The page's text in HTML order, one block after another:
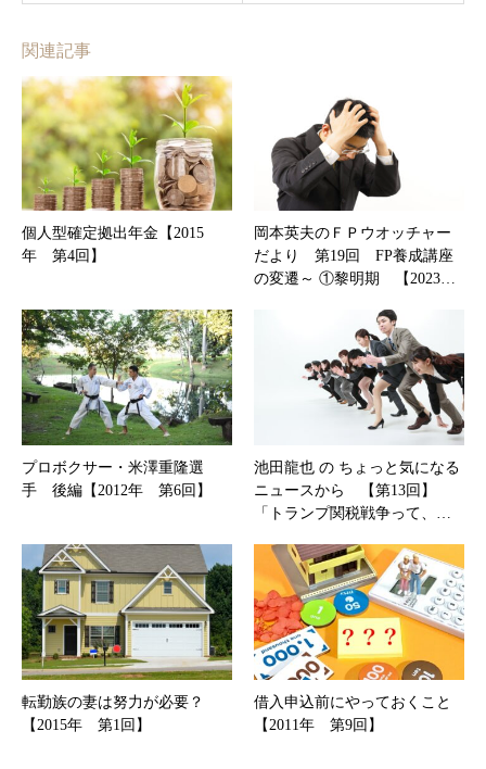
関連記事
個人型確定拠出年金【2015
年 第4回】
岡本英夫のＦＰウオッチャー
だより 第19回 FP養成講座
の変遷～ ①黎明期 【2023…
プロボクサー・米澤重隆選
手 後編【2012年 第6回】
池田龍也 の ちょっと気になる
ニュースから 【第13回】
「トランプ関税戦争って、…
転勤族の妻は努力が必要？
【2015年 第1回】
借入申込前にやっておくこと
【2011年 第9回】